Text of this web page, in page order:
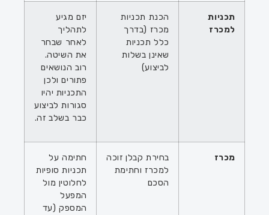
תכניות
למכרז
הכנת תכניות
מכרז (בדרך
כלל תכניות
שאינן בשלות
לביצוע)
יזם מגיע
לתהליך
לאחר שבחר
את השיטה.
רוב הנושאים
פתורים ולכן
התכניות יהיו
סגורות לביצוע
כבר בשלב זה.
מכרז
בחירת קבלן זוכה
למכרז וחתימת
הסכם
חתימה על
תכניות סופיות
לחלוטין מול
המפעל
המספק (עד